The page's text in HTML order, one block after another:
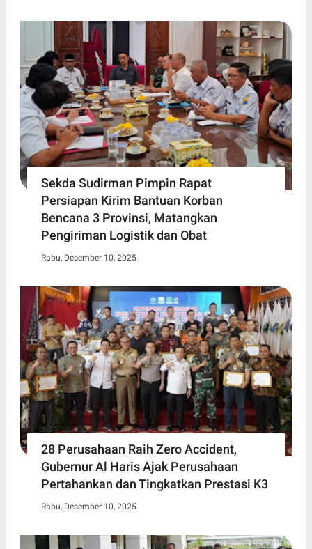
Sekda Sudirman Pimpin Rapat
Persiapan Kirim Bantuan Korban
Bencana 3 Provinsi, Matangkan
Pengiriman Logistik dan Obat
Rabu, Desember 10, 2025
28 Perusahaan Raih Zero Accident,
Gubernur Al Haris Ajak Perusahaan
Pertahankan dan Tingkatkan Prestasi K3
Rabu, Desember 10, 2025